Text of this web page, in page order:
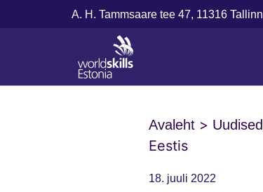
A. H. Tammsaare tee 47, 11316 Tallinn
Avaleht > Uudised
Eestis
18. juuli 2022